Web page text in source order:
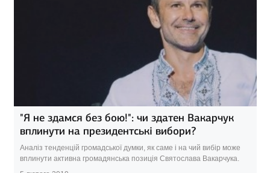
"Я не здамся без бою!": чи здатен Вакарчук
вплинути на президентські вибори?
Аналіз тенденцій громадської думки, як саме і на чий вибір може
вплинути активна громадянська позиція Святослава Вакарчука.